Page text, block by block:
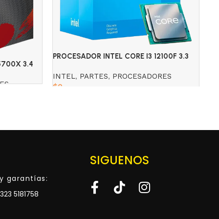
3.4
PROCESADOR INTEL CORE I3 12100F 3.3
INTEL, PARTES, PROCESADORES
$0
garantías:
323 5181758
SIGUENOS